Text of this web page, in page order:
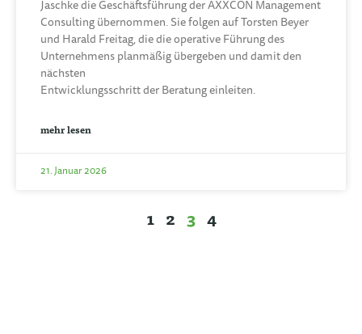
Jaschke die Geschäftsführung der AXXCON Management
Consulting übernommen. Sie folgen auf Torsten Beyer
und Harald Freitag, die die operative Führung des
Unternehmens planmäßig übergeben und damit den
nächsten
Entwicklungsschritt der Beratung einleiten.
mehr lesen
21. Januar 2026
1 2 3 4